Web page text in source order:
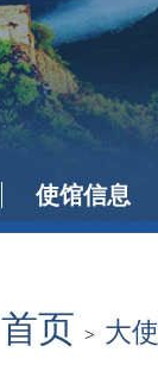
使馆信息
首页 > 大